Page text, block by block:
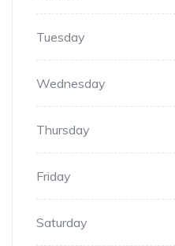
Tuesday
Wednesday
Thursday
Friday
Saturday